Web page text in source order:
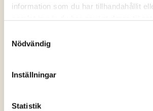
information som du har tillhandahållit
samlat in när du har använt deras
Nödvändig
Inställningar
Statistik
Kontaktinformation
Ability Partner Europe AB
111 30 Stockholm